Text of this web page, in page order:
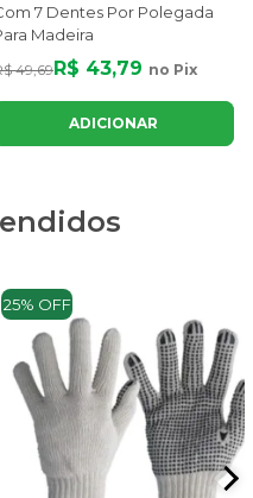
7 Dentes Por Polegada
Madeira
49,69R$ 43,79 no Pix
ADICIONAR
25% OFF